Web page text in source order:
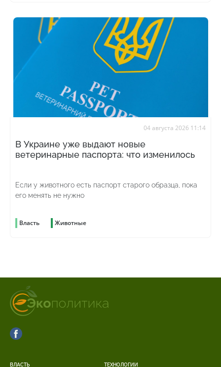
04 августа 2026 11:14
В Украине уже выдают новые
ветеринарные паспорта: что изменилось
Если у животного есть паспорт старого образца, пока
его менять не нужно
Власть Животные
ВЛАСТЬ ТЕХНОЛОГИИ